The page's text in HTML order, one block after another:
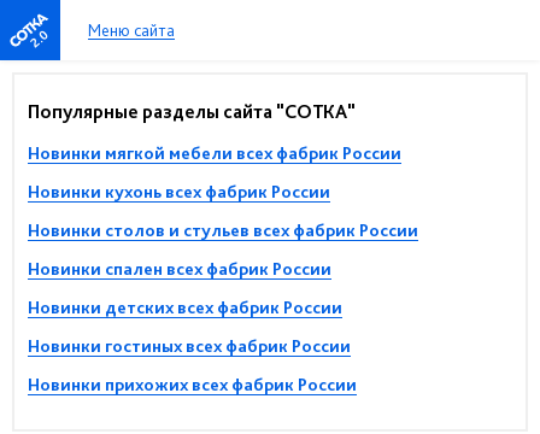
2.0 Меню сайта
Популярные разделы сайта "СОТКА"
Новинки мягкой мебели всех фабрик России
Новинки кухонь всех фабрик России
Новинки столов и стульев всех фабрик России
Новинки спален всех фабрик России
Новинки детских всех фабрик России
Новинки гостиных всех фабрик России
Новинки прихожих всех фабрик России